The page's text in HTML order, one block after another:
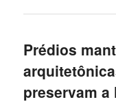
Prédios
preservam a